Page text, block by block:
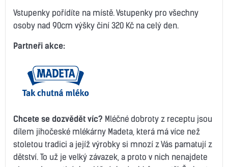
Vstupenky pořídíte na místě. Vstupenky pro všechny
osoby nad 90cm výšky činí 320 Kč na celý den.
Partneři akce:
Chcete se dozvědět víc? Mléčné dobroty z receptu jsou
dílem jihočeské mlékárny Madeta, která má více než
stoletou tradici a jejíž výrobky si mnozí z Vás pamatují z
dětství. To už je velký závazek, a proto v nich nenajdete